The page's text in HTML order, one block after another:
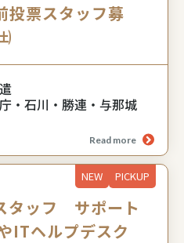
投票スタッフ募
・石川・勝連・与那城
Read more
NEW PICKUP
タッフ サポート
ITヘルプデスク